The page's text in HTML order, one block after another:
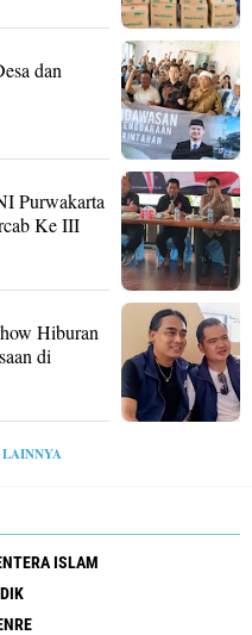
dan
Purwakarta
Ke III
Hiburan
di
LAINNYA
ISLAM